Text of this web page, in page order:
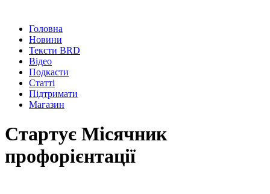
Головна
Новини
Тексти BRD
Відео
Подкасти
Статті
Підтримати
Магазин
Стартує Місячник
профорієнтації